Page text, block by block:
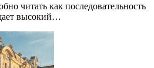
читать как последовательность
высокий…